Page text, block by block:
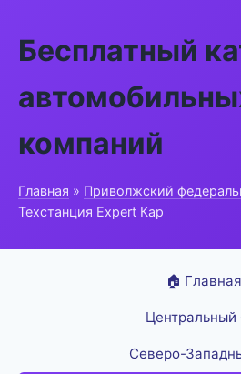
Бесплатный
компаний
Главная » Приволжский
Техстанция Expert Кар
🏠 Главная
Северо-